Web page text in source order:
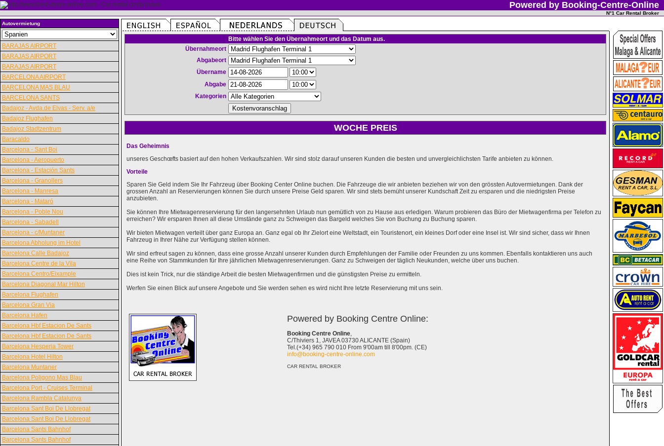
Powered by Booking-Centre-Online
N°1 Car Rental Broker
Autovermietung
BARAJAS AIRPORT
BARAJAS AIRPORT
BARAJAS AIRPORT
BARCELONA AIRPORT
BARCELONA MAS BLAU
BARCELONA SANTS
Badajoz - Avda.de Elvas - Serv. a/e
Badajoz Flughafen
Badajoz Stadtzentrum
Baracaldo
Barcelona - Sant Boi
Barcelona - Aeropuerto
Barcelona - Estación Sants
Barcelona - Granollers
Barcelona - Manresa
Barcelona - Mataró
Barcelona - Poble Nou
Barcelona - Sabadell
Barcelona - c/Muntaner
Barcelona Abholung im Hotel
Barcelona Calle Badajoz
Barcelona Centre de la Vila
Barcelona Centro/Eixample
Barcelona Diagonal Mar Hilton
Barcelona Flughafen
Barcelona Gran Via
Barcelona Hafen
Barcelona Hbf Estacion De Sants
Barcelona Hbf Estacion De Sants
Barcelona Hesperia Tower
Barcelona Hotel Hilton
Barcelona Muntaner
Barcelona Poligono Mas Blau
Barcelona Port - Cruises Terminal
Barcelona Rambla Catalunya
Barcelona Sant Boi De Llobregat
Barcelona Sant Boi De Llobregat
Barcelona Sants Bahnhof
Barcelona Sants Bahnhof
Bitte wählen Sie den Übernahmeort und das Datum aus.
Übernahmeort
Abgabeort
Übername
Abgabe
Kategorien
WOCHE PREIS
Das Geheimnis
unseres Geschœfts basiert auf den hohen Verkaufszahlen. Wir sind stolz darauf unseren Kunden die besten und unvergleichlichsten Tarife anbieten zu können.
Vorteile
Sparen Sie Geld indem Sie Ihr Fahrzeug über Booking Center Online buchen. Die Fahrzeuge die wir anbieten beziehen wir von den grössten Autovermietungen. Dank der
grossen Anzahl an Reservierungen können Sie durch unsere Preise Geld sparen. Wir sind stets bemüht unserer Kundschaft Zeit zu ersparen und die niedrigsten Preise
anzubieten.
Sie können Ihre Mietwagenreservierung für den langersehnten Urlaub nun gemütlich von zu Hause aus erledigen. Warum probieren das Büro der Mietwagenfirma per Telefon zu
erreichen? Wir ersparen Ihnen all diese Umstände ganz zu Schweigen das Bargeld welches Sie von Buchung zu Buchung sparen.
Wir bieten Mietwagen verteilt über ganz Europa an. Ganz egal ob Ihr Zielort eine Weltstadt, ein Touristenort, ein kleines Dorf oder eine Insel ist. Wir sind sicher, dass wir Ihnen
Fahrzeug in Ihrer Nähe zur Verfügung stellen können.
Wir sind erfreut sagen zu können, dass eine grosse Anzahl unserer Kunden durch Empfehlungen der Familie oder Freunden zu uns kommen. Ebenfalls kontaktieren uns auch
eine Reihe von Stammkunden für Ihre jährlichen Mietwagenreservierungen. Ganz zu Schweigen der täglich Neukunden, welche über uns buchen.
Dies ist kein Trick, nur die ständige Arbeit die besten Mietwagenfirmen und die günstigsten Preise zu ermitteln.
Werfen Sie einen Blick auf unsere Angebote und Sie werden sehen es wird nicht Ihre letzte Reservierung mit uns sein.
Powered by Booking Centre Online:
Booking Centre Online,
C/Thiviers 1, JAVEA 03730 ALICANTE (Spain)
Tel.(+34) 965 790 010 From 9'00am till 8'00pm. (CE)
info@booking-centre-online.com
CAR RENTAL BROKER